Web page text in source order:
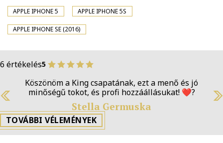
APPLE IPHONE 5 APPLE IPHONE 5S
APPLE IPHONE SE (2016)
6 értékelés5
Köszönöm a King csapatának, ezt a menő és jó
minőségű tokot, és profi hozzáállásukat! ❤️‍?
Stella Germuska
Previous
TOVÁBBI VÉLEMÉNYEK